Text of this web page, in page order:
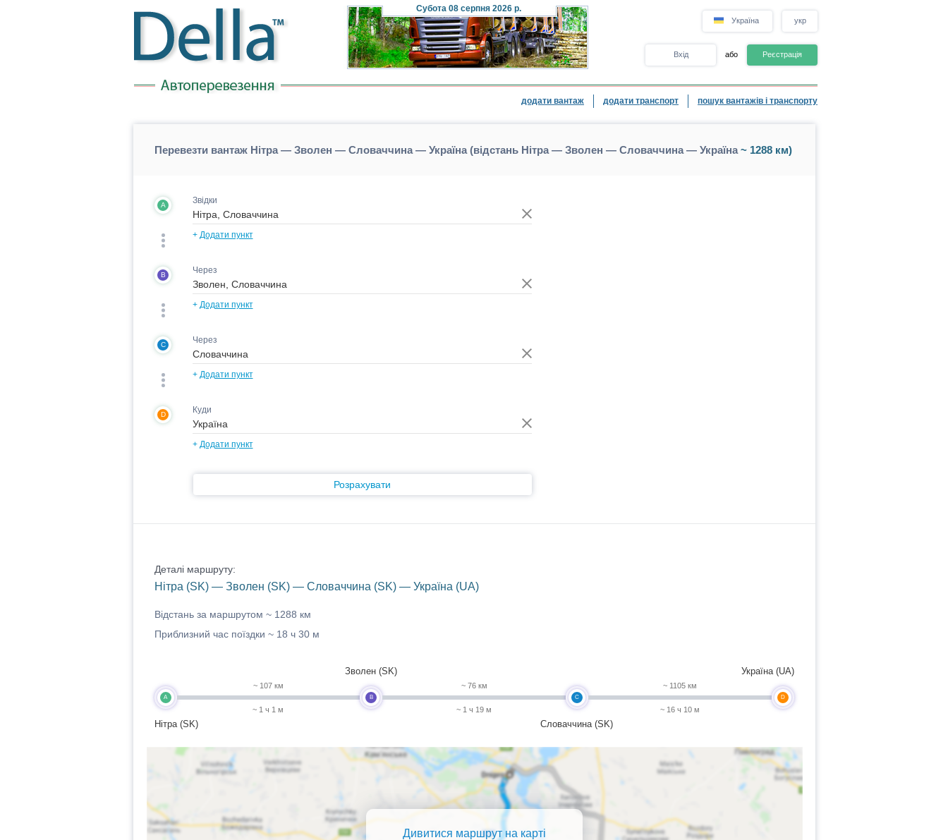
Субота08 серпня 2026 р.
Україна укр
Вхід або Реєстрація
додати вантаж додати транспорт пошук вантажів і транспорту
Перевезти вантаж Нітра — Зволен — Словаччина — Україна (відстань Нітра — Зволен — Словаччина — Україна~ 1288 км)
A Звідки
+ Додати пункт
B Через
+ Додати пункт
C Через
+ Додати пункт
D Куди
+ Додати пункт
Розрахувати
Деталі маршруту:
Нітра (SK) — Зволен (SK) — Словаччина (SK) — Україна (UA)
Відстань за маршрутом ~ 1288 км
Приблизний час поїздки ~ 18 ч 30 м
A
Нітра (SK)
~ 107 км
~ 1 ч 1 м
B
Зволен (SK)
~ 76 км
~ 1 ч 19 м
C
Словаччина (SK)
~ 1105 км
~ 16 ч 10 м
D
Україна (UA)
Дивитися маршрут на карті